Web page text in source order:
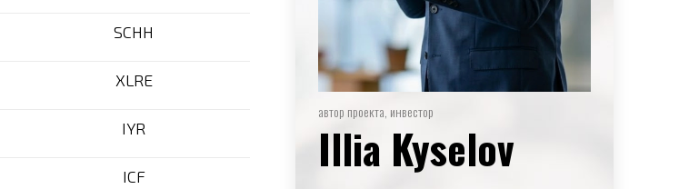
SCHH
XLRE
IYR
ICF
автор проекта, инвестор
Illia Kyselov